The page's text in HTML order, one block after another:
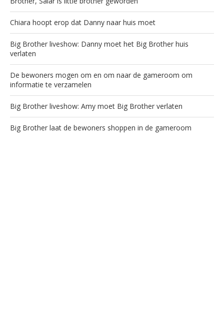
Chiara hoopt erop dat Danny naar huis moet
Big Brother liveshow: Danny moet het Big Brother huis
verlaten
De bewoners mogen om en om naar de gameroom om
informatie te verzamelen
Big Brother liveshow: Amy moet Big Brother verlaten
Big Brother laat de bewoners shoppen in de gameroom